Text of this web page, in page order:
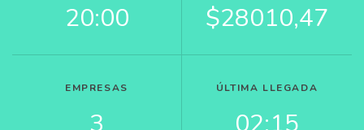
20:00 $28010,47
EMPRESAS ÚLTIMA LLEGADA